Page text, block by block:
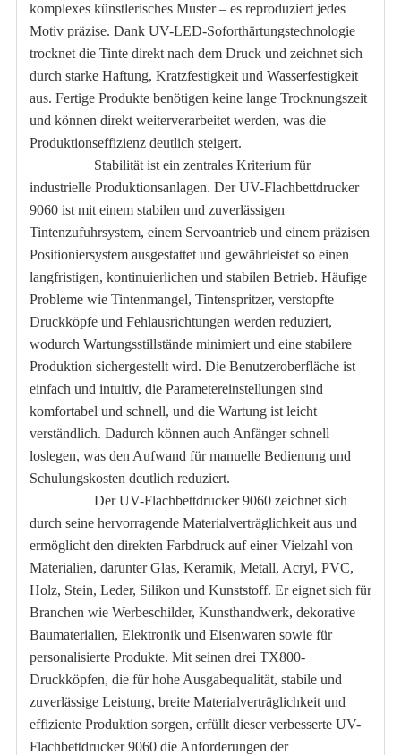
komplexes künstlerisches Muster – es reproduziert jedes
Motiv präzise. Dank UV-LED-Soforthärtungstechnologie
trocknet die Tinte direkt nach dem Druck und zeichnet sich
durch starke Haftung, Kratzfestigkeit und Wasserfestigkeit
aus. Fertige Produkte benötigen keine lange Trocknungszeit
und können direkt weiterverarbeitet werden, was die
Produktionseffizienz deutlich steigert.
Stabilität ist ein zentrales Kriterium für
industrielle Produktionsanlagen. Der UV-Flachbettdrucker
9060 ist mit einem stabilen und zuverlässigen
Tintenzufuhrsystem, einem Servoantrieb und einem präzisen
Positioniersystem ausgestattet und gewährleistet so einen
langfristigen, kontinuierlichen und stabilen Betrieb. Häufige
Probleme wie Tintenmangel, Tintenspritzer, verstopfte
Druckköpfe und Fehlausrichtungen werden reduziert,
wodurch Wartungsstillstände minimiert und eine stabilere
Produktion sichergestellt wird. Die Benutzeroberfläche ist
einfach und intuitiv, die Parametereinstellungen sind
komfortabel und schnell, und die Wartung ist leicht
verständlich. Dadurch können auch Anfänger schnell
loslegen, was den Aufwand für manuelle Bedienung und
Schulungskosten deutlich reduziert.
Der UV-Flachbettdrucker 9060 zeichnet sich
durch seine hervorragende Materialverträglichkeit aus und
ermöglicht den direkten Farbdruck auf einer Vielzahl von
Materialien, darunter Glas, Keramik, Metall, Acryl, PVC,
Holz, Stein, Leder, Silikon und Kunststoff. Er eignet sich für
Branchen wie Werbeschilder, Kunsthandwerk, dekorative
Baumaterialien, Elektronik und Eisenwaren sowie für
personalisierte Produkte. Mit seinen drei TX800-
Druckköpfen, die für hohe Ausgabequalität, stabile und
zuverlässige Leistung, breite Materialverträglichkeit und
effiziente Produktion sorgen, erfüllt dieser verbesserte UV-
Flachbettdrucker 9060 die Anforderungen der